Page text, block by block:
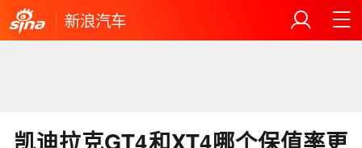
新浪汽车
凯迪拉克GT4和XT4哪个保值率更